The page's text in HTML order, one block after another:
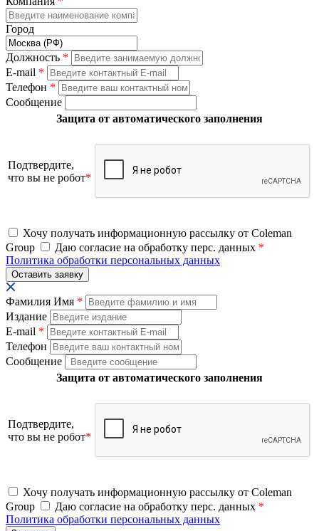
Город
Должность *
E-mail *
Телефон *
Сообщение
Защита от автоматического заполнения
Подтвердите,
что вы не робот*
Хочу получать информационную рассылку от Coleman
Group
Даю согласие на обработку перс. данных *
Политика обработки персональных данных
Фамилия Имя *
Издание
E-mail *
Телефон
Сообщение
Защита от автоматического заполнения
Подтвердите,
что вы не робот*
Хочу получать информационную рассылку от Coleman
Group
Даю согласие на обработку перс. данных *
Политика обработки персональных данных